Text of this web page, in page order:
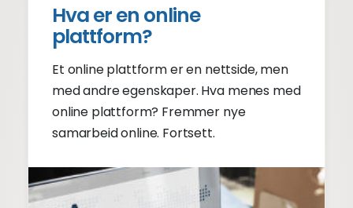
Hva er en online
plattform?
Et online plattform er en nettside, men
med andre egenskaper. Hva menes med
online plattform? Fremmer nye
samarbeid online. Fortsett.